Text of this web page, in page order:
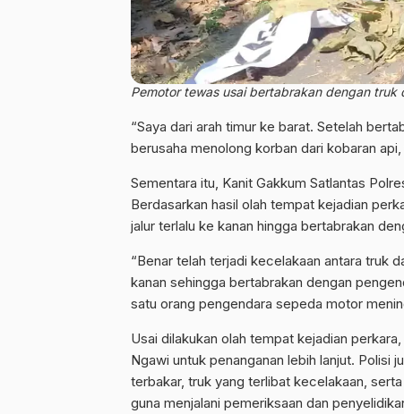
Pemotor tewas usai bertabrakan dengan truk
“Saya dari arah timur ke barat. Setelah
berusaha menolong korban dari kobaran
Sementara itu, Kanit Gakkum Satlantas
Berdasarkan hasil olah tempat kejadian
jalur terlalu ke kanan hingga bertabrakan
“Benar telah terjadi kecelakaan antara truk
kanan sehingga bertabrakan dengan
satu orang pengendara sepeda motor
Usai dilakukan olah tempat kejadian
Ngawi untuk penanganan lebih lanjut. Polisi
terbakar, truk yang terlibat kecelakaan,
guna menjalani pemeriksaan dan